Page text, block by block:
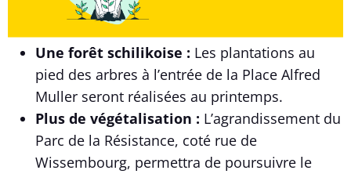
Une forêt schilikoise : Les plantations au
pied des arbres à l’entrée de la Place Alfred
Muller seront réalisées au printemps.
Plus de végétalisation : L’agrandissement du
Parc de la Résistance, coté rue de
Wissembourg, permettra de poursuivre le